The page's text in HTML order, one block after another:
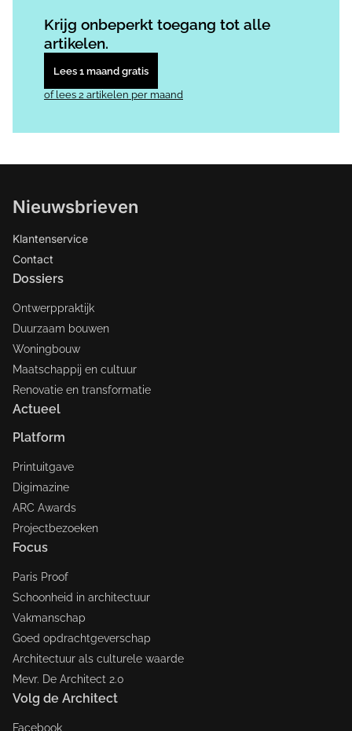
Krijg onbeperkt toegang tot alle
artikelen.
Lees 1 maand gratis
of lees 2 artikelen per maand
Nieuwsbrieven
Klantenservice
Contact
Dossiers
Ontwerppraktijk
Duurzaam bouwen
Woningbouw
Maatschappij en cultuur
Renovatie en transformatie
Actueel
Platform
Printuitgave
Digimazine
ARC Awards
Projectbezoeken
Focus
Paris Proof
Schoonheid in architectuur
Vakmanschap
Goed opdrachtgeverschap
Architectuur als culturele waarde
Mevr. De Architect 2.0
Volg de Architect
Facebook